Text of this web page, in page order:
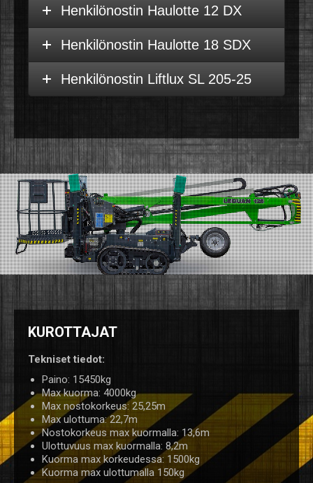
Henkilönostin Haulotte 12 DX
Henkilönostin Haulotte 18 SDX
Henkilönostin Liftlux SL 205-25
KUROTTAJAT
Tekniset tiedot:
Paino: 15450kg
Max kuorma: 4000kg
Max nostokorkeus: 25,25m
Max ulottuma: 22,7m
Nostokorkeus max kuormalla: 13,6m
Ulottuvuus max kuormalla: 8,2m
Kuorma max korkeudessa: 1500kg
Kuorma max ulottumalla 150kg